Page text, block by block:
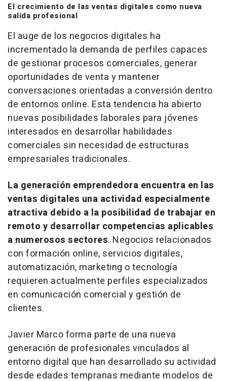
El crecimiento de las ventas digitales como nueva
salida profesional
El auge de los negocios digitales ha
incrementado la demanda de perfiles capaces
de gestionar procesos comerciales, generar
oportunidades de venta y mantener
conversaciones orientadas a conversión dentro
de entornos online. Esta tendencia ha abierto
nuevas posibilidades laborales para jóvenes
interesados en desarrollar habilidades
comerciales sin necesidad de estructuras
empresariales tradicionales.
La generación emprendedora encuentra en las
ventas digitales una actividad especialmente
atractiva debido a la posibilidad de trabajar en
remoto y desarrollar competencias aplicables
a numerosos sectores. Negocios relacionados
con formación online, servicios digitales,
automatización, marketing o tecnología
requieren actualmente perfiles especializados
en comunicación comercial y gestión de
clientes.
Javier Marco forma parte de una nueva
generación de profesionales vinculados al
entorno digital que han desarrollado su actividad
desde edades tempranas mediante modelos de